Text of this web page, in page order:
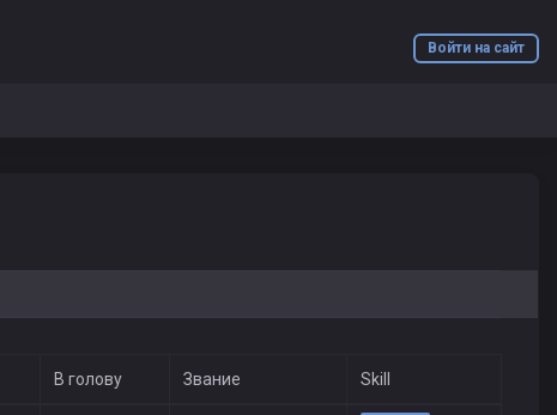
Войти на сайт
В голову Звание Skill